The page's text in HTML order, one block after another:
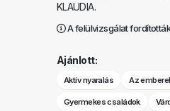
KLAUDIA.
A felülvizsgálat
Ajánlott:
Aktív nyaralás Az
Gyermekes családok